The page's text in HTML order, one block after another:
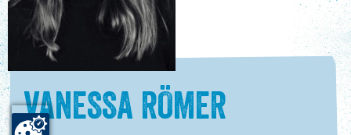
VANESSA RÖMER